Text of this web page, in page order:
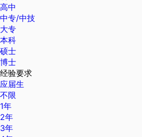
高中
中专/中技
大专
本科
硕士
博士
经验要求
应届生
不限
1年
2年
3年